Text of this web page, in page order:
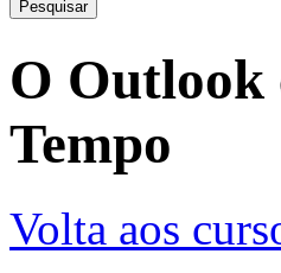
O Outlook
Tempo
Volta aos